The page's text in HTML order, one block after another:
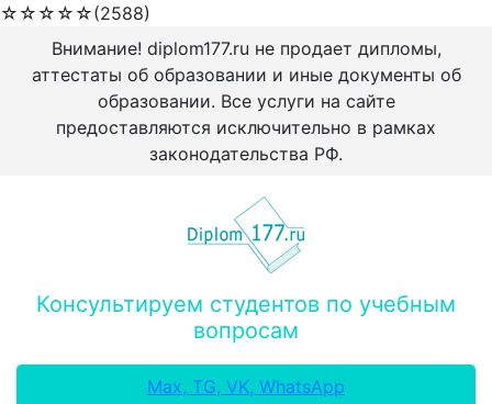
☆ ☆ ☆ ☆ ☆(2588)
Внимание! diplom177.ru не продает дипломы,
аттестаты об образовании и иные документы об
образовании. Все услуги на сайте
предоставляются исключительно в рамках
законодательства РФ.
Консультируем студентов по учебным
вопросам
Max, TG, VK, WhatsApp